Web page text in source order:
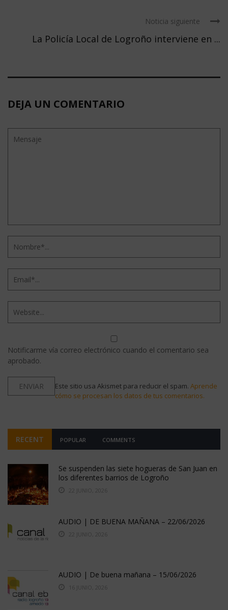
Noticia siguiente
La Policía Local de Logroño interviene en ...
DEJA UN COMENTARIO
Notificarme vía correo electrónico cuando el comentario sea
aprobado.
Este sitio usa Akismet para reducir el spam. Aprende
cómo se procesan los datos de tus comentarios.
RECENT POPULAR COMMENTS
Se suspenden las siete hogueras de San Juan en
los diferentes barrios de Logroño
22 JUNIO, 2026
AUDIO | DE BUENA MAÑANA – 22/06/2026
22 JUNIO, 2026
AUDIO | De buena mañana – 15/06/2026
16 JUNIO, 2026